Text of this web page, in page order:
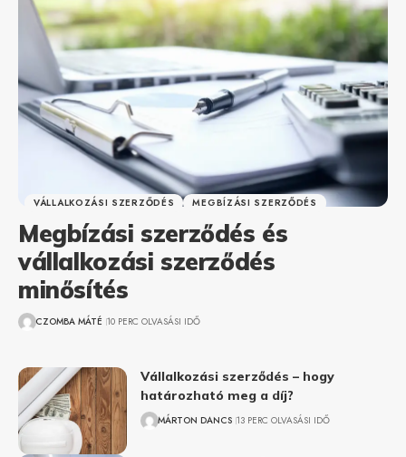
VÁLLALKOZÁSI SZERZŐDÉS MEGBÍZÁSI SZERZŐDÉS
Megbízási szerződés és
vállalkozási szerződés
minősítés
CZOMBA MÁTÉ 10 PERC OLVASÁSI IDŐ
Vállalkozási szerződés – hogy
határozható meg a díj?
MÁRTON DANCS 13 PERC OLVASÁSI IDŐ